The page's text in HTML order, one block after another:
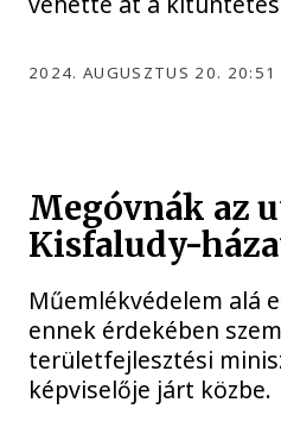
2024. AUGUSZTUS 20. 20:51
Megóvnák az
Kisfaludy-
Műemlékvédelem alá
ennek érdekében
területfejlesztési
képviselője járt közbe.